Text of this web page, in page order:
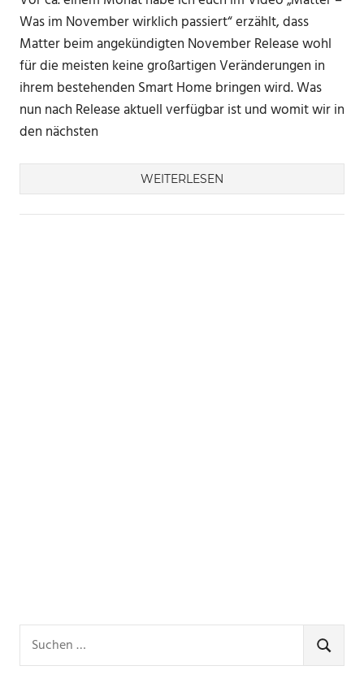
Was im November wirklich passiert“ erzählt, dass
Matter beim angekündigten November Release wohl
für die meisten keine großartigen Veränderungen in
ihrem bestehenden Smart Home bringen wird. Was
nun nach Release aktuell verfügbar ist und womit wir in
den nächsten
WEITERLESEN
nach:
SUCHEN